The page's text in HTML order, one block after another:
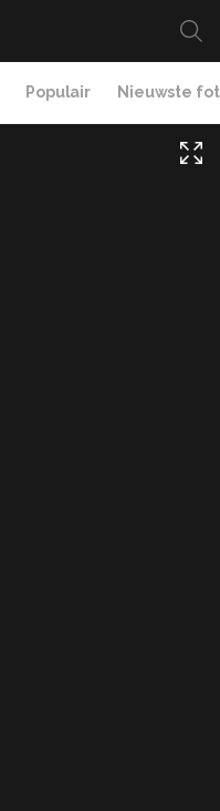
Populair Nieuwste